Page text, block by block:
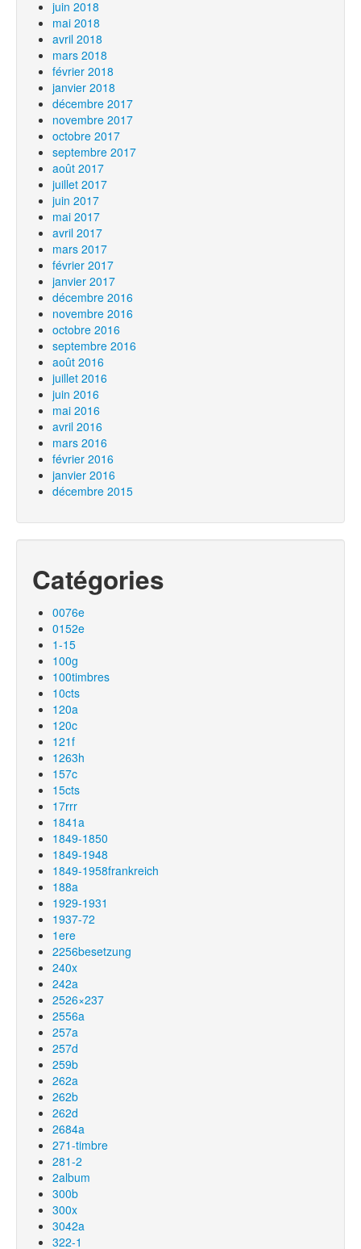
juin 2018
mai 2018
avril 2018
mars 2018
février 2018
janvier 2018
décembre 2017
novembre 2017
octobre 2017
septembre 2017
août 2017
juillet 2017
juin 2017
mai 2017
avril 2017
mars 2017
février 2017
janvier 2017
décembre 2016
novembre 2016
octobre 2016
septembre 2016
août 2016
juillet 2016
juin 2016
mai 2016
avril 2016
mars 2016
février 2016
janvier 2016
décembre 2015
Catégories
0076e
0152e
1-15
100g
100timbres
10cts
120a
120c
121f
1263h
157c
15cts
17rrr
1841a
1849-1850
1849-1948
1849-1958frankreich
188a
1929-1931
1937-72
1ere
2256besetzung
240x
242a
2526×237
2556a
257a
257d
259b
262a
262b
262d
2684a
271-timbre
281-2
2album
300b
300x
3042a
322-1